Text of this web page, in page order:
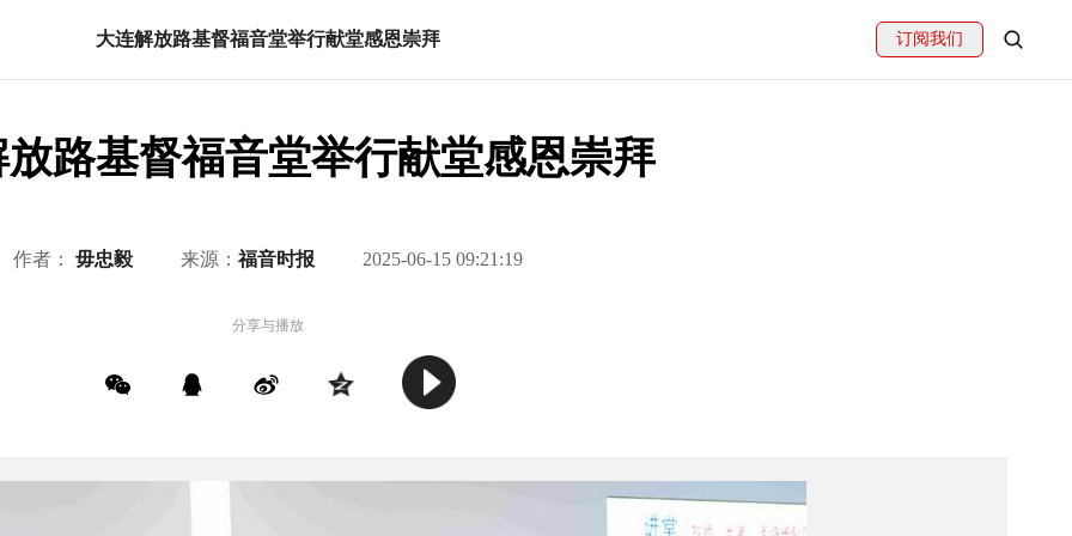
大连解放路基督福音堂举行献堂感恩崇拜 订阅我们
路基督福音堂举行献堂感恩崇拜
作者： 毋忠毅 来源： 福音时报 2025-06-15 09:21:19
分享与播放